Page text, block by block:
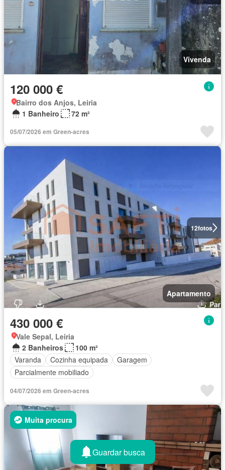
Vivenda
120 000 €
Bairro dos Anjos, Leiria
1 Banheiro
72 m²
05/07/2026 em Green-acres
12fotos
Apartamento
430 000 €
Vale Sepal, Leiria
2 Banheiros
100 m²
Varanda
Cozinha equipada
Garagem
Parcialmente mobiliado
04/07/2026 em Green-acres
Muita procura
Guardar busca